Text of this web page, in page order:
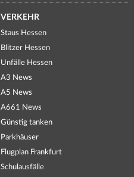
VERKEHR
Staus Hessen
Blitzer Hessen
Unfälle Hessen
A3 News
A5 News
A661 News
Günstig tanken
Parkhäuser
Flugplan Frankfurt
Schulausfälle